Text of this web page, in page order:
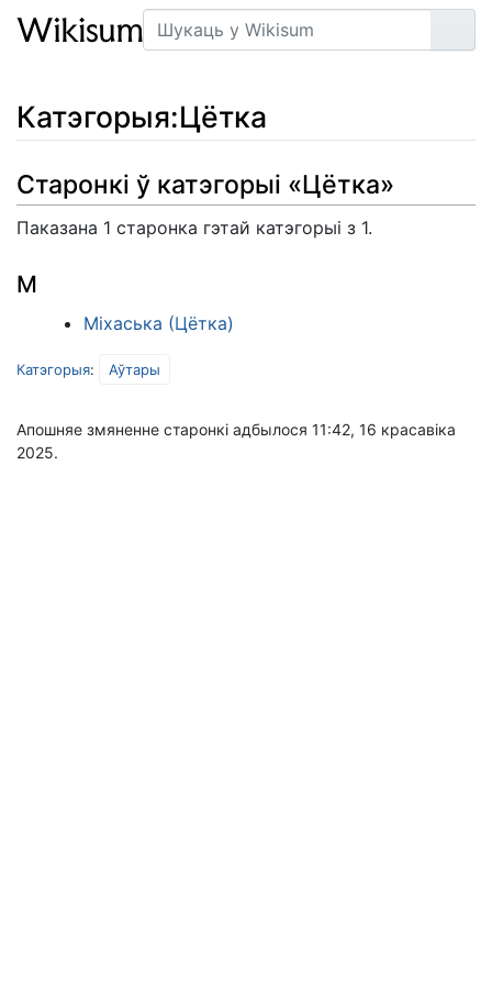
Пошук
Катэгорыя:Цётка
Старонкі ў катэгорыі «Цётка»
Паказана 1 старонка гэтай катэгорыі з 1.
М
Міхаська (Цётка)
Катэгорыя: Аўтары
Апошняе змяненне старонкі адбылося 11:42, 16 красавіка
2025.